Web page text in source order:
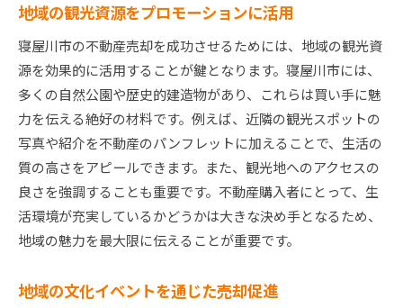
地域の観光資源をプロモーションに活用
寝屋川市の不動産売却を成功させるためには、地域の観光資
源を効果的に活用することが鍵となります。寝屋川市には、
多くの自然公園や歴史的建造物があり、これらは買い手に魅
力を伝える絶好の材料です。例えば、近隣の観光スポットの
写真や紹介を不動産のパンフレットに加えることで、生活の
質の高さをアピールできます。また、観光地へのアクセスの
良さを強調することも重要です。不動産購入者にとって、生
活環境が充実しているかどうかは大きな決め手となるため、
地域の魅力を最大限に伝えることが重要です。
地域の文化イベントを通じた売却促進